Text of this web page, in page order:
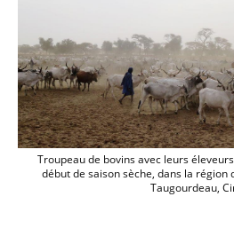
Troupeau de bovins avec leurs
début de saison sèche, dans la région
Taugourdeau,